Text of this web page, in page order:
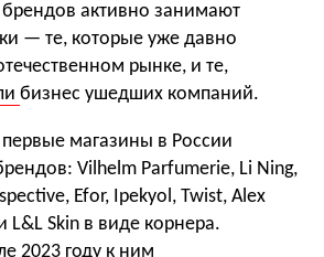
активно занимают
— те, которые уже давно
рынке, и те,
бизнес ушедших компаний.
первые магазины в России
Vilhelm Parfumerie, Li Ning,
Efor, Ipekyol, Twist, Alex
L&L Skin в виде корнера.
2023 году к ним